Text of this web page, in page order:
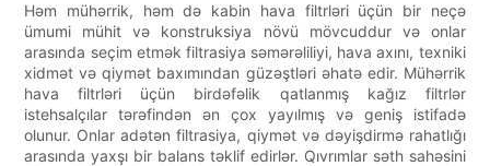
Həm mühərrik, həm də kabin hava filtrləri üçün bir neçə
ümumi mühit və konstruksiya növü mövcuddur və onlar
arasında seçim etmək filtrasiya səmərəliliyi, hava axını, texniki
xidmət və qiymət baxımından güzəştləri əhatə edir. Mühərrik
hava filtrləri üçün birdəfəlik qatlanmış kağız filtrlər
istehsalçılar tərəfindən ən çox yayılmış və geniş istifadə
olunur. Onlar adətən filtrasiya, qiymət və dəyişdirmə rahatlığı
arasında yaxşı bir balans təklif edirlər. Qıvrımlar səth sahəsini